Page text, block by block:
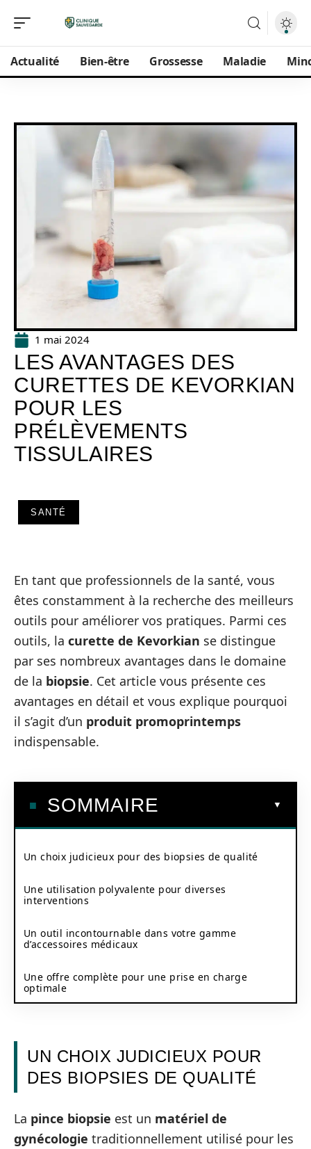
Actualité Bien-être Grossesse Maladie
1 mai 2024
LES AVANTAGES DES
CURETTES DE KEVORKIAN
POUR LES
PRÉLÈVEMENTS
TISSULAIRES
SANTÉ
En tant que professionnels de la santé, vous
êtes constamment à la recherche des meilleurs
outils pour améliorer vos pratiques. Parmi ces
outils, la curette de Kevorkian se distingue
par ses nombreux avantages dans le domaine
de la biopsie. Cet article vous présente ces
avantages en détail et vous explique pourquoi
il s’agit d’un produit promoprintemps
indispensable.
SOMMAIRE
Un choix judicieux pour des biopsies de qualité
Une utilisation polyvalente pour diverses
interventions
Un outil incontournable dans votre gamme
d’accessoires médicaux
Une offre complète pour une prise en charge
optimale
UN CHOIX JUDICIEUX POUR
DES BIOPSIES DE QUALITÉ
La pince biopsie est un matériel de
gynécologie traditionnellement utilisé pour les